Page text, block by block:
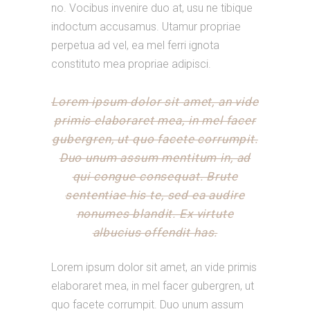
no. Vocibus invenire duo at, usu ne tibique
indoctum accusamus. Utamur propriae
perpetua ad vel, ea mel ferri ignota
constituto mea propriae adipisci.
Lorem ipsum dolor sit amet, an vide
primis elaboraret mea, in mel facer
gubergren, ut quo facete corrumpit.
Duo unum assum mentitum in, ad
qui congue consequat. Brute
sententiae his te, sed ea audire
nonumes blandit. Ex virtute
albucius offendit has.
Lorem ipsum dolor sit amet, an vide primis
elaboraret mea, in mel facer gubergren, ut
quo facete corrumpit. Duo unum assum